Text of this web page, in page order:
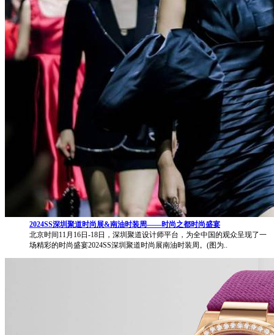
2024SS深圳聚道时尚展&南油时装周——时尚之都时尚盛宴
北京时间11月16日-18日，深圳聚道设计师平台，为全中国的观众呈现了一
场精彩的时尚盛宴2024SS深圳聚道时尚展南油时装周。(图为..